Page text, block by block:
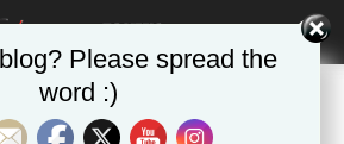
Ελλαδα
Please spread the
word :)